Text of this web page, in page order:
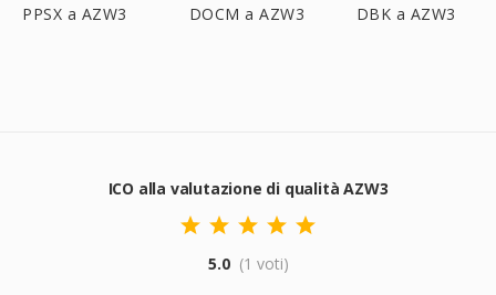
PPSX a AZW3 DOCM a AZW3 DBK a AZW3
ICO alla valutazione di qualità AZW3
5.0 (1 voti)